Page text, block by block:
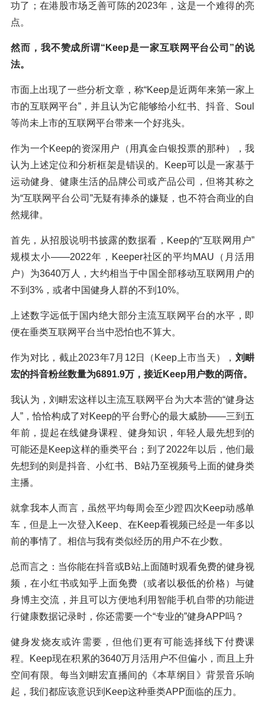
功了；在港股市场乏善可陈的2023年，这是一个难得的亮
点。
然而，我不赞成所谓“Keep是一家互联网平台公司”的说
法。
市面上出现了一些分析文章，称“Keep是近两年来第一家上
市的互联网平台”，并且认为它能够给小红书、抖音、Soul
等尚未上市的互联网平台带来一个好兆头。
作为一个Keep的资深用户（用真金白银投票的那种），我
认为上述定位和分析框架是错误的。Keep可以是一家基于
运动健身、健康生活的品牌公司或产品公司，但将其称之
为“互联网平台公司”无疑有捧杀的嫌疑，也不符合商业的自
然规律。
首先，从招股说明书披露的数据看，Keep的“互联网用户”
规模太小——2022年，Keeper社区的平均MAU（月活用
户）为3640万人，大约相当于中国全部移动互联网用户的
不到3%，或者中国健身人群的不到10%。
上述数字远低于国内绝大部分主流互联网平台的水平，即
便在垂类互联网平台当中恐怕也不算大。
作为对比，截止2023年7月12日（Keep上市当天）， 刘畊
宏的抖音粉丝数量为6891.9万，接近Keep用户数的两倍。
我认为，刘畊宏这样以主流互联网平台为大本营的“健身达
人”，恰恰构成了对Keep的平台野心的最大威胁——三到五
年前，提起在线健身课程、健身知识，年轻人最先想到的
可能还是Keep这样的垂类平台；到了2022年以后，他们最
先想到的则是抖音、小红书、B站乃至视频号上面的健身类
主播。
就拿我本人而言，虽然平均每周会至少蹬四次Keep动感单
车，但是上一次登入Keep、在Keep看视频已经是一年多以
前的事情了。相信与我有类似经历的用户不在少数。
总而言之：当你能在抖音或B站上面随时观看免费的健身视
频，在小红书或知乎上面免费（或者以极低的价格）与健
身博主交流，并且可以方便地利用智能手机自带的功能进
行健康数据记录时，你还需要一个“专业的”健身APP吗？
健身发烧友或许需要，但他们更有可能选择线下付费课
程。Keep现在积累的3640万月活用户不但偏小，而且上升
空间有限。每当刘畊宏直播间的《本草纲目》背景音乐响
起，我们都应该意识到Keep这种垂类APP面临的压力。